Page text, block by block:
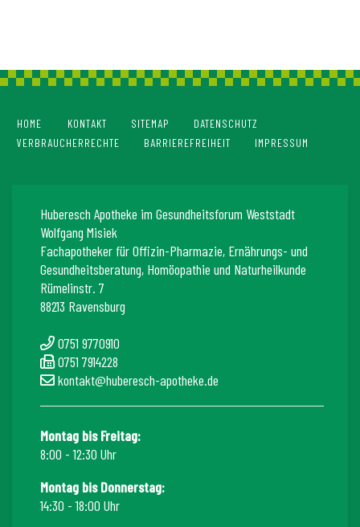
HOME KONTAKT SITEMAP
DATENSCHUTZ
VERBRAUCHERRECHTE
BARRIEREFREIHEIT IMPRESSUM
Huberesch Apotheke im Gesundheitsforum Weststadt
Wolfgang Misiek
Fachapotheker für Offizin-Pharmazie, Ernährungs- und
Gesundheitsberatung, Homöopathie und Naturheilkunde
Rümelinstr. 7
88213 Ravensburg
0751 9770910
0751 7914228
kontakt@huberesch-apotheke.de
Montag bis Freitag:
8:00 - 12:30 Uhr
Montag bis Donnerstag:
14:30 - 18:00 Uhr